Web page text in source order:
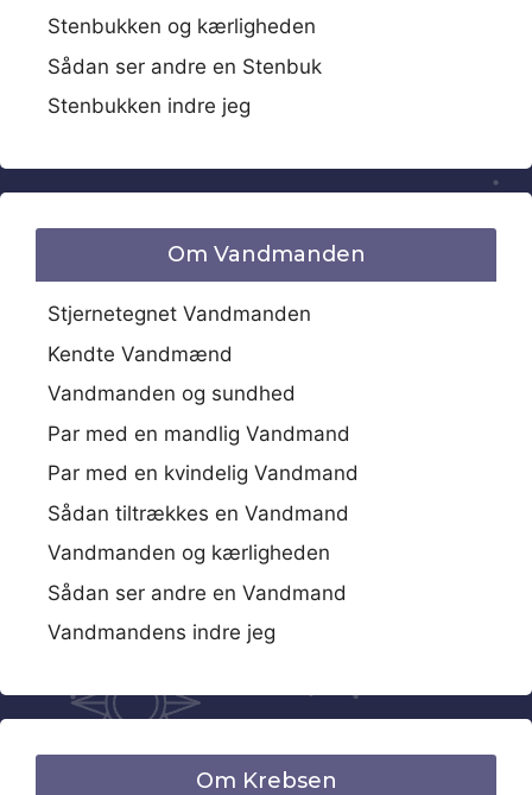
Stenbukken og kærligheden
Sådan ser andre en Stenbuk
Stenbukken indre jeg
Om Vandmanden
Stjernetegnet Vandmanden
Kendte Vandmænd
Vandmanden og sundhed
Par med en mandlig Vandmand
Par med en kvindelig Vandmand
Sådan tiltrækkes en Vandmand
Vandmanden og kærligheden
Sådan ser andre en Vandmand
Vandmandens indre jeg
Om Krebsen